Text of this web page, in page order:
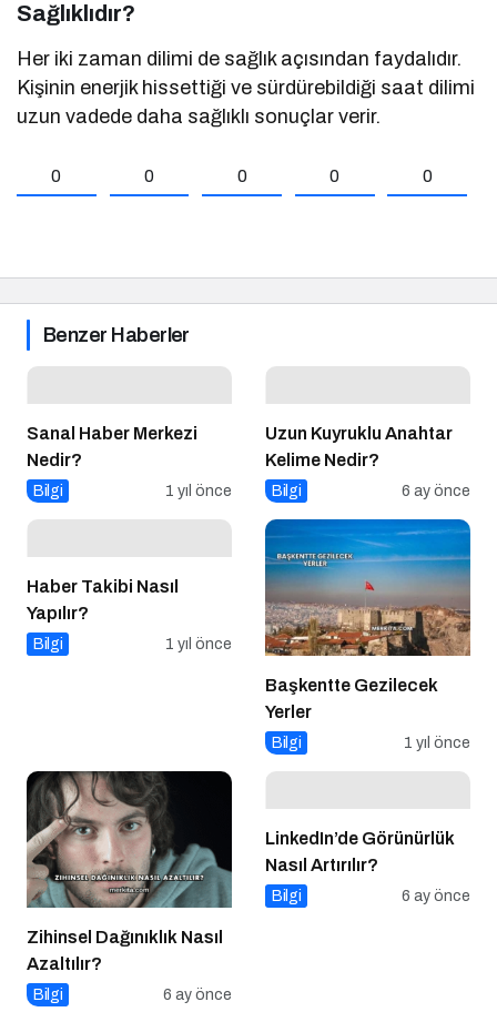
Sağlıklıdır?
Her iki zaman dilimi de sağlık açısından faydalıdır.
Kişinin enerjik hissettiği ve sürdürebildiği saat dilimi
uzun vadede daha sağlıklı sonuçlar verir.
0 0 0 0 0
Benzer Haberler
Sanal Haber Merkezi
Nedir?
Bilgi 1 yıl önce
Uzun Kuyruklu Anahtar
Kelime Nedir?
Bilgi 6 ay önce
Haber Takibi Nasıl
Yapılır?
Bilgi 1 yıl önce
Başkentte Gezilecek
Yerler
Bilgi 1 yıl önce
Zihinsel Dağınıklık Nasıl
Azaltılır?
Bilgi 6 ay önce
LinkedIn’de Görünürlük
Nasıl Artırılır?
Bilgi 6 ay önce